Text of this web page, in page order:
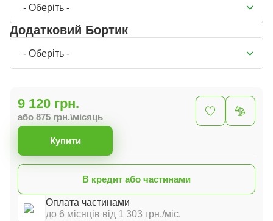
- Оберіть -
Додатковий Бортик
- Оберіть -
9 120 грн.
або 875 грн.\місяць
Купити
Оплата частинами
до 6 місяців від 1 303 грн./міс.
В кредит або частинами